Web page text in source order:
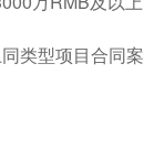
类型项目合同